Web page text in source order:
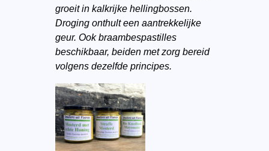
groeit in kalkrijke hellingbossen.
Droging onthult een aantrekkelijke
geur. Ook braambespastilles
beschikbaar, beiden met zorg bereid
volgens dezelfde principes.